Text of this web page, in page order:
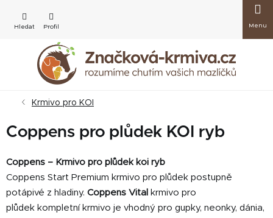
obsah
košík
Krmivo pro KOI
Coppens pro plůdek KOI ryb
Coppens – Krmivo pro plůdek koi ryb
Coppens Start Premium krmivo pro plůdek postupně
potápivé z hladiny. Coppens Vital krmivo pro
plůdek kompletní krmivo je vhodný pro gupky, neonky, dánia,